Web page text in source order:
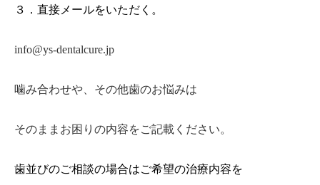
３．直接メールをいただく。
info@ys-dentalcure.jp
噛み合わせや、その他歯のお悩みは
そのままお困りの内容をご記載ください。
歯並びのご相談の場合はご希望の治療内容を